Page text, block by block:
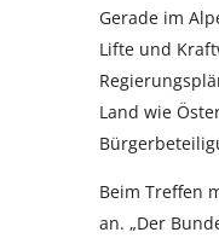
Gerade im
Lifte und
Land wie
Beim Treffen
an. „Der